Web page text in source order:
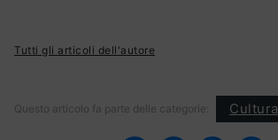
Tutti gli articoli dell'autore
Questo articolo fa parte delle categorie: Cultura